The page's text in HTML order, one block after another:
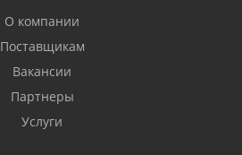
О компании
Поставщикам
Вакансии
Партнеры
Услуги